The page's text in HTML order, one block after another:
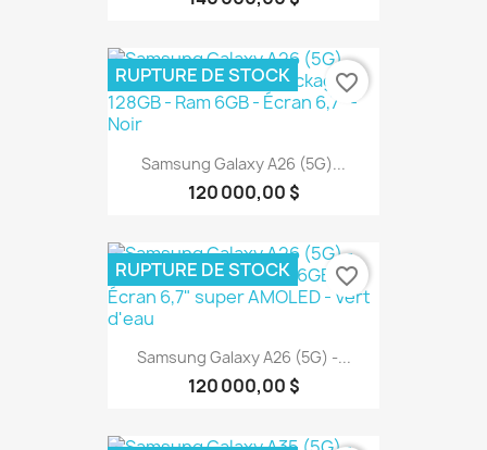
Samsung Galaxy A26 (5G)...
120 000,00 $
RUPTURE DE STOCK favorite_border
Samsung Galaxy A26 (5G) -...
120 000,00 $
RUPTURE DE STOCK favorite_border